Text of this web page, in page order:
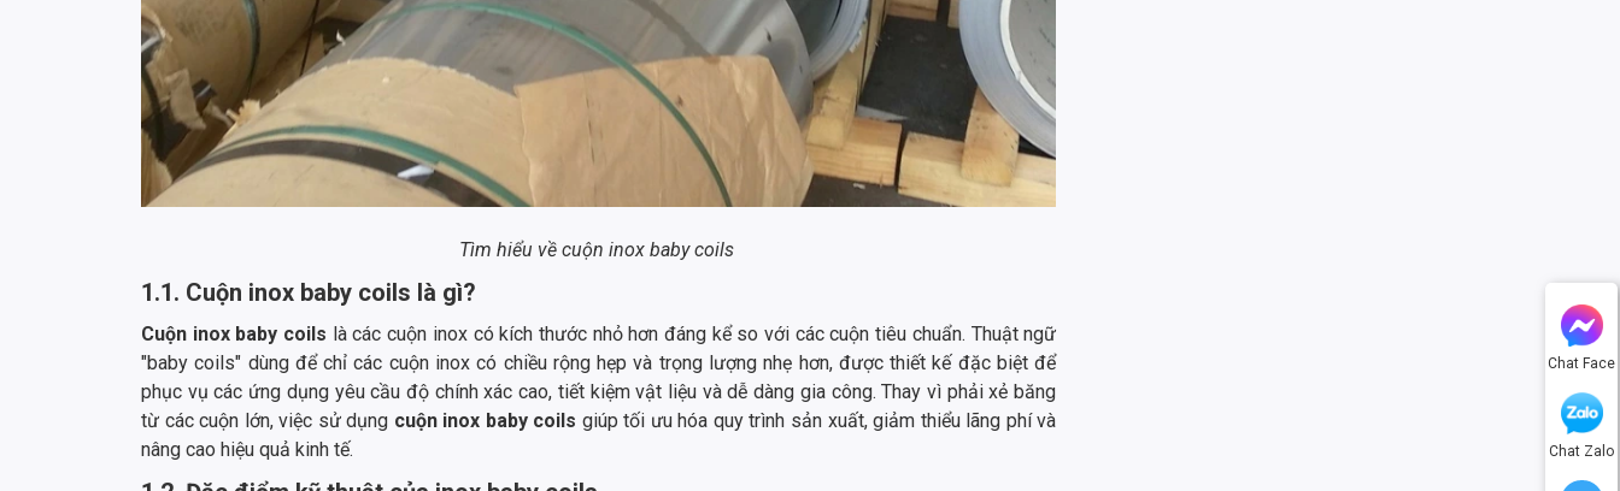
Chat Face
Chat Zalo
Tìm hiểu về cuộn inox baby coils
1.1. Cuộn inox baby coils là gì?
Cuộn inox baby coils là các cuộn inox có kích thước nhỏ hơn đáng kể so với các cuộn tiêu chuẩn. Thuật ngữ
"baby coils" dùng để chỉ các cuộn inox có chiều rộng hẹp và trọng lượng nhẹ hơn, được thiết kế đặc biệt để
phục vụ các ứng dụng yêu cầu độ chính xác cao, tiết kiệm vật liệu và dễ dàng gia công. Thay vì phải xẻ băng
từ các cuộn lớn, việc sử dụng cuộn inox baby coils giúp tối ưu hóa quy trình sản xuất, giảm thiểu lãng phí và
nâng cao hiệu quả kinh tế.